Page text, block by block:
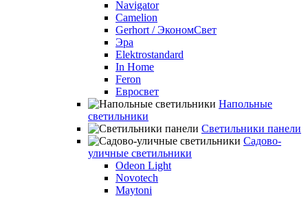
Navigator
Camelion
Gerhort / ЭкономСвет
Эра
Elektrostandard
In Home
Feron
Евросвет
Напольные
светильники
Светильники панели
Садово-
уличные светильники
Odeon Light
Novotech
Maytoni